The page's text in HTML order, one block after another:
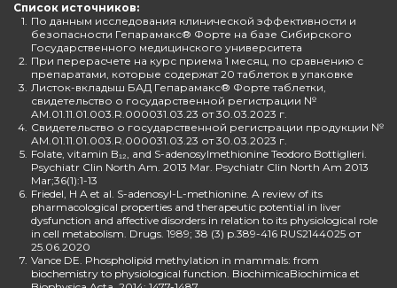
Список источников:
1. По данным исследования клинической эффективности и
безопасности Гепарамакс® Форте на базе Сибирского
Государственного медицинского университета
2. При перерасчете на курс приема 1 месяц, по сравнению с
препаратами, которые содержат 20 таблеток в упаковке
3. Листок-вкладыш БАД Гепарамакс® Форте таблетки,
свидетельство о государственной регистрации №
AM.01.11.01.003.R.000031.03.23 от 30.03.2023 г.
4. Свидетельство о государственной регистрации продукции №
AM.01.11.01.003.R.000031.03.23 от 30.03.2023 г.
5. Folate, vitamin B₁₂, and S-adenosylmethionine Teodoro Bottiglieri.
Psychiatr Clin North Am. 2013 Mar. Psychiatr Clin North Am 2013
Mar;36(1):1-13
6. Friedel, H A et al. S-adenosyl-L-methionine. A review of its
pharmacological properties and therapeutic potential in liver
dysfunction and affective disorders in relation to its physiological role
in cell metabolism. Drugs. 1989; 38 (3) p.389-416 RUS2144025 от
25.06.2020
7. Vance DE. Phospholipid methylation in mammals: from
biochemistry to physiological function. BiochimicaBiochimica et